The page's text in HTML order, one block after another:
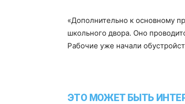
«Дополнительно к основному
школьного двора. Оно
Рабочие уже начали
ЭТО МОЖЕТ БЫТЬ